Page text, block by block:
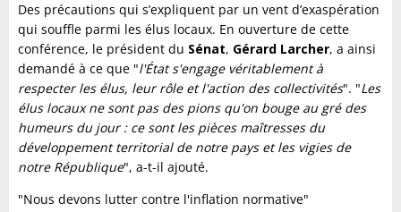
Des précautions qui s’expliquent par un vent d’exaspération
qui souffle parmi les élus locaux. En ouverture de cette
conférence, le président du Sénat, Gérard Larcher, a ainsi
demandé à ce que "l'État s'engage véritablement à
respecter les élus, leur rôle et l'action des collectivités". "Les
élus locaux ne sont pas des pions qu'on bouge au gré des
humeurs du jour : ce sont les pièces maîtresses du
développement territorial de notre pays et les vigies de
notre République", a-t-il ajouté.
"Nous devons lutter contre l'inflation normative"